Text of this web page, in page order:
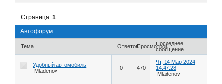
Автофорум
Страница:1
Тема ОтветовПросмотровПоследнее
сообщение
Удобный автомобиль
Mladenov
0 470
Чт, 14 Мар 2024
14:47:28
Mladenov